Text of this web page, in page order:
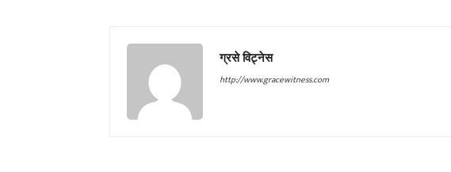
ग्रसे विट्नेस
http://www.gracewitness.com